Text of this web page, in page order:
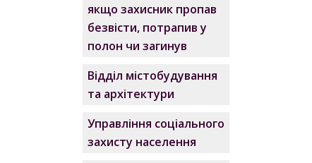
якщо захисник пропав
безвісти, потрапив у
полон чи загинув
Відділ містобудування
та архітектури
Управління соціального
захисту населення